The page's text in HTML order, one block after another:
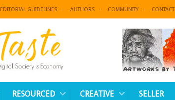
EDITORIAL GUIDELINES AUTHORS COMMUNITY CONTACT
RESOURCED CREATIVE SELLER